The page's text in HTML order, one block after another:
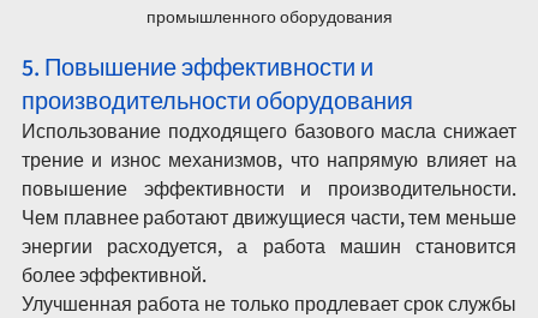
промышленного оборудования
5. Повышение эффективности и
производительности оборудования
Использование подходящего базового масла снижает
трение и износ механизмов, что напрямую влияет на
повышение эффективности и производительности.
Чем плавнее работают движущиеся части, тем меньше
энергии расходуется, а работа машин становится
более эффективной.
Улучшенная работа не только продлевает срок службы